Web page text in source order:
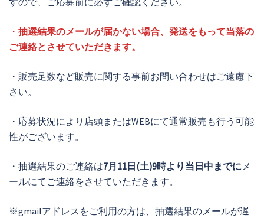
・ 抽選結果のメールが届かない場合、発送をもって当落の
ご連絡とさせていただきます。
・販売足数など販売に関する事前お問い合わせはご遠慮下
さい。
・応募状況により店頭またはWEBにて通常販売も行う可能
性がございます。
・抽選結果のご連絡は7月11日(土)9時より当日中までにメ
ールにてご連絡をさせていただきます。
※gmailアドレスをご利用の方は、抽選結果のメールが遅